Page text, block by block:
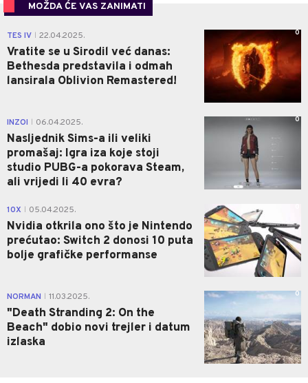
MOŽDA ĆE VAS ZANIMATI
TES IV 22.04.2025.
Vratite se u Sirodil već danas:
Bethesda predstavila i odmah
lansirala Oblivion Remastered!
0
INZOI 06.04.2025.
Nasljednik Sims-a ili veliki
promašaj: Igra iza koje stoji
studio PUBG-a pokorava Steam,
ali vrijedi li 40 evra?
0
10X 05.04.2025.
Nvidia otkrila ono što je Nintendo
prećutao: Switch 2 donosi 10 puta
bolje grafičke performanse
NORMAN 11.03.2025.
"Death Stranding 2: On the
Beach" dobio novi trejler i datum
izlaska
0